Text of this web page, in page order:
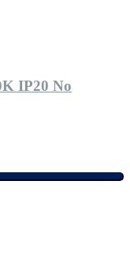
IP20 No